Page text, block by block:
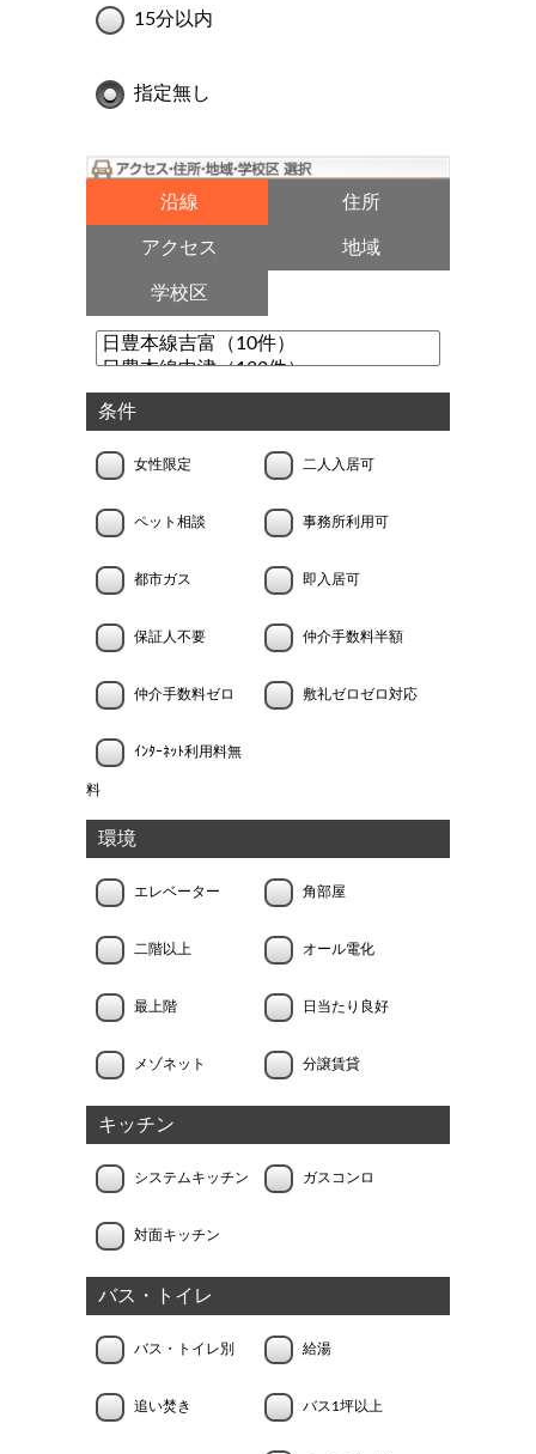
15分以内
指定無し
沿線 住所
アクセス 地域
学校区
条件
女性限定 二人入居可
ペット相談 事務所利用可
都市ガス 即入居可
保証人不要 仲介手数料半額
仲介手数料ゼロ 敷礼ゼロゼロ対応
ｲﾝﾀｰﾈｯﾄ利用料無
料
環境
エレベーター 角部屋
二階以上 オール電化
最上階 日当たり良好
メゾネット 分譲賃貸
キッチン
システムキッチン ガスコンロ
対面キッチン
バス・トイレ
バス・トイレ別 給湯
追い焚き バス1坪以上